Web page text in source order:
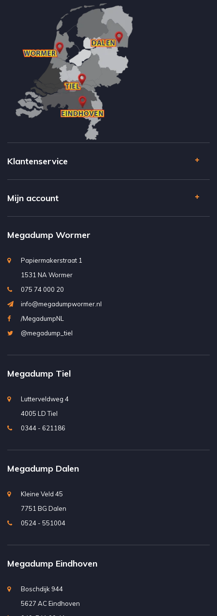
Klantenservice
Mijn account
Megadump Wormer
Papiermakerstraat 1
1531 NA Wormer
075 74 000 20
info@megadumpwormer.nl
/MegadumpNL
@megadump_tiel
Megadump Tiel
Lutterveldweg 4
4005 LD Tiel
0344 - 621186
Megadump Dalen
Kleine Veld 45
7751 BG Dalen
0524 - 551004
Megadump Eindhoven
Boschdijk 944
5627 AC Eindhoven